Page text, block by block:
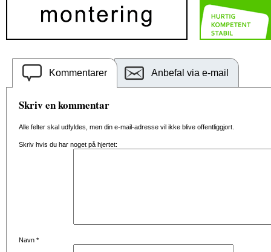
Kommentarer Anbefal via e-mail
Skriv en kommentar
Alle felter skal udfyldes, men din e-mail-adresse vil ikke blive offentliggjort.
Skriv hvis du har noget på hjertet:
Navn *